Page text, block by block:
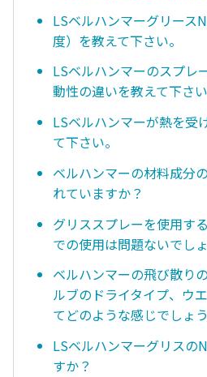
LSベルハンマーグリース
度）を教えて下さい。
LSベルハンマーのスプレ
動性の違いを教えて下さい
LSベルハンマーが熱を受
て下さい。
ベルハンマーの材料成分
れていますか？
グリススプレーを使用す
での使用は問題ないでし
ベルハンマーの飛び散り
ルブのドライタイプ、ウ
てどのような感じでしょ
LSベルハンマーグリスの
すか？